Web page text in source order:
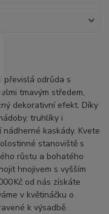
převislá odrůda s
tmavým středem,
dekorativní efekt. Díky
truhlíky i
kaskády. Kvete
stanoviště s
růstu a bohatého
hnojivem s vyšším
Kč od nás získáte
v květináčku o
k výsadbě.